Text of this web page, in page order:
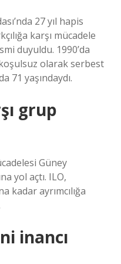
27 yıl hapis
karşı mücadele
duyuldu. 1990’da
olarak serbest
71 yaşındaydı.
grup
Güney
yol açtı. ILO,
kadar ayrımcılığa
inancı